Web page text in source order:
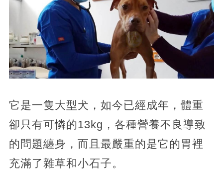
它是一隻大型犬，如今已經成年，體重
卻只有可憐的13kg，各種營養不良導致
的問題纏身，而且最嚴重的是它的胃裡
充滿了雜草和小石子。